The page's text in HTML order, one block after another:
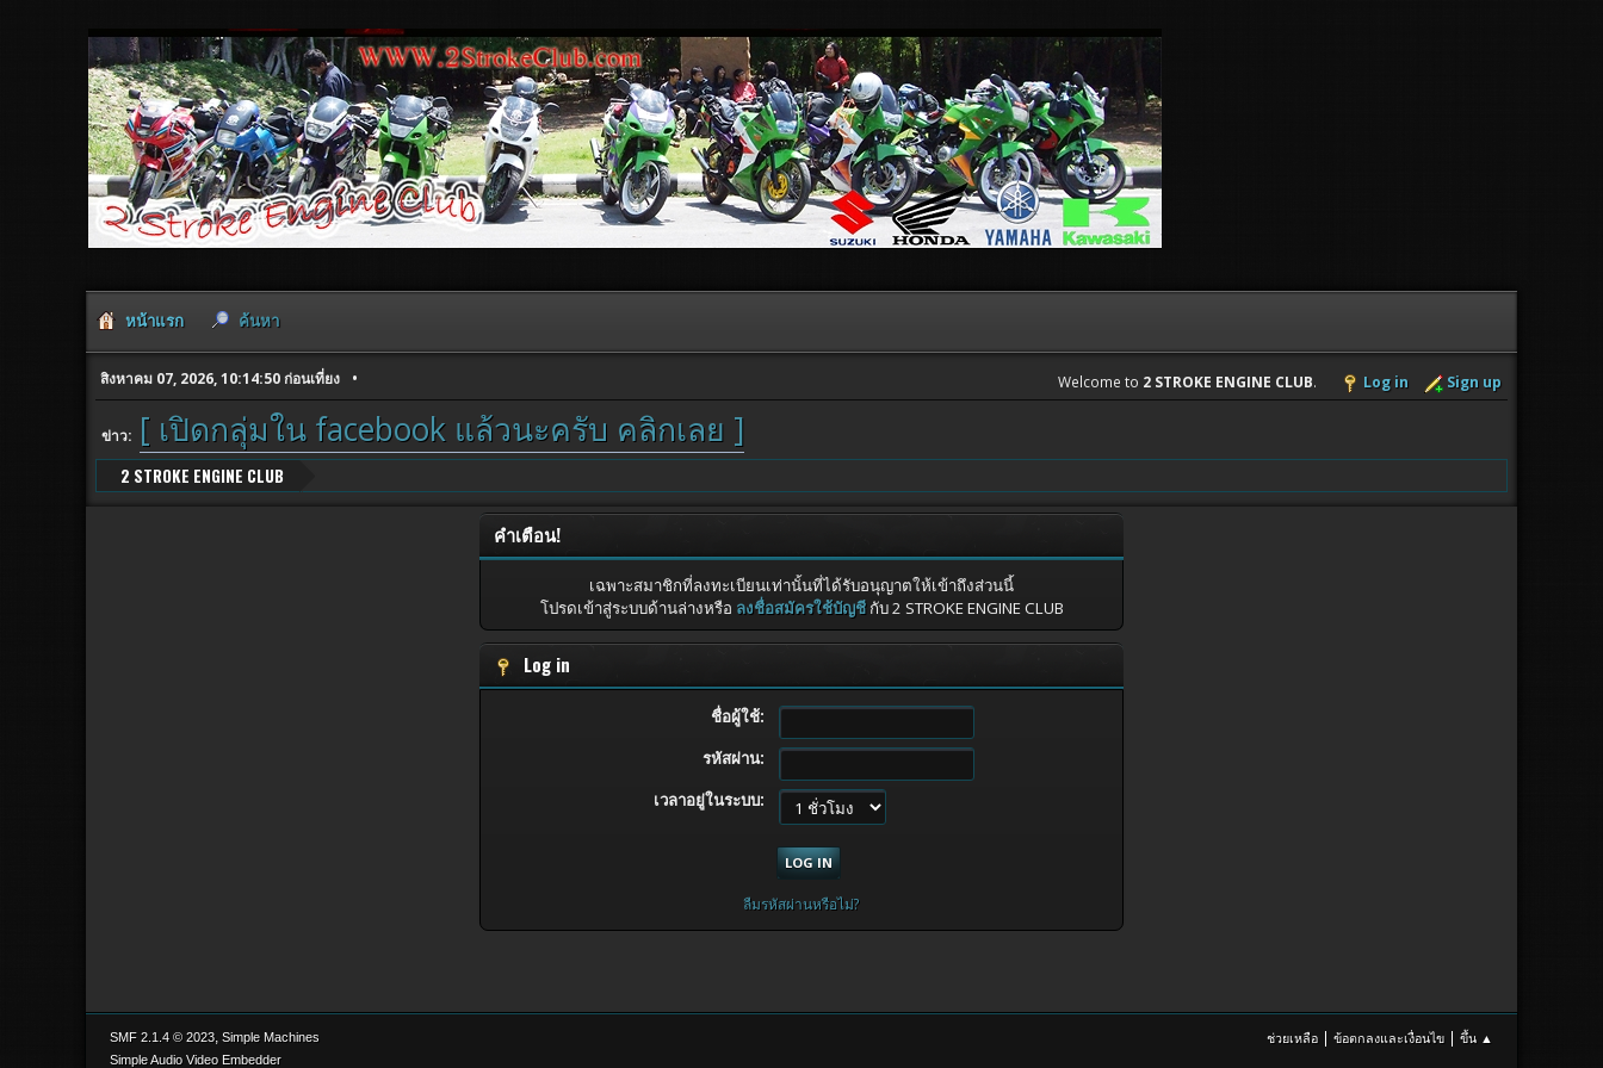
หน้าแรก ค้นหา
สิงหาคม 07, 2026, 10:14:50 ก่อนเที่ยง Welcome to 2 STROKE ENGINE CLUB. Log in Sign up
ข่าว: [ เปิดกลุ่มใน facebook แล้วนะครับ คลิกเลย ]
2 STROKE ENGINE CLUB
คำเตือน!
เฉพาะสมาชิกที่ลงทะเบียนเท่านั้นที่ได้รับอนุญาตให้เข้าถึงส่วนนี้
โปรดเข้าสู่ระบบด้านล่างหรือ ลงชื่อสมัครใช้บัญชีกับ 2 STROKE ENGINE CLUB
Log in
ชื่อผู้ใช้:
รหัสผ่าน:
เวลาอยู่ในระบบ:
ลืมรหัสผ่านหรือไม่?
ช่วยเหลือ | ข้อตกลงและเงื่อนไข | ขึ้น ▲
SMF 2.1.4 © 2023, Simple Machines
Simple Audio Video Embedder